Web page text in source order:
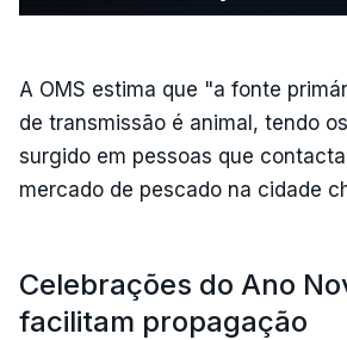
A OMS estima que "a fonte
de transmissão é animal, tendo
surgido em pessoas que
mercado de pescado na cidade
Celebrações do Ano
facilitam propagação